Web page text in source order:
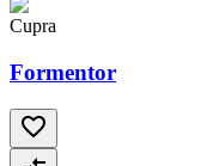
Cupra
Formentor